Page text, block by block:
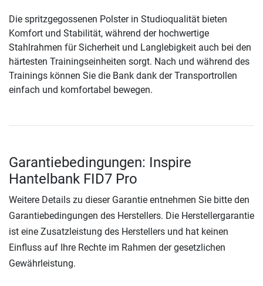
Die spritzgegossenen Polster in Studioqualität bieten
Komfort und Stabilität, während der hochwertige
Stahlrahmen für Sicherheit und Langlebigkeit auch bei den
härtesten Trainingseinheiten sorgt. Nach und während des
Trainings können Sie die Bank dank der Transportrollen
einfach und komfortabel bewegen.
Garantiebedingungen: Inspire
Hantelbank FID7 Pro
Weitere Details zu dieser Garantie entnehmen Sie bitte den
Garantiebedingungen des Herstellers. Die Herstellergarantie
ist eine Zusatzleistung des Herstellers und hat keinen
Einfluss auf Ihre Rechte im Rahmen der gesetzlichen
Gewährleistung.